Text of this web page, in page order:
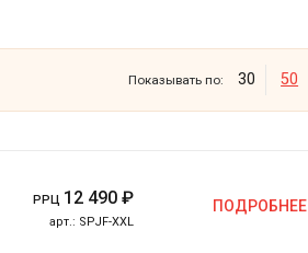
Показывать по: 30 50
РРЦ 12 490₽
арт.: SPJF-XXL
ПОДРОБНЕЕ